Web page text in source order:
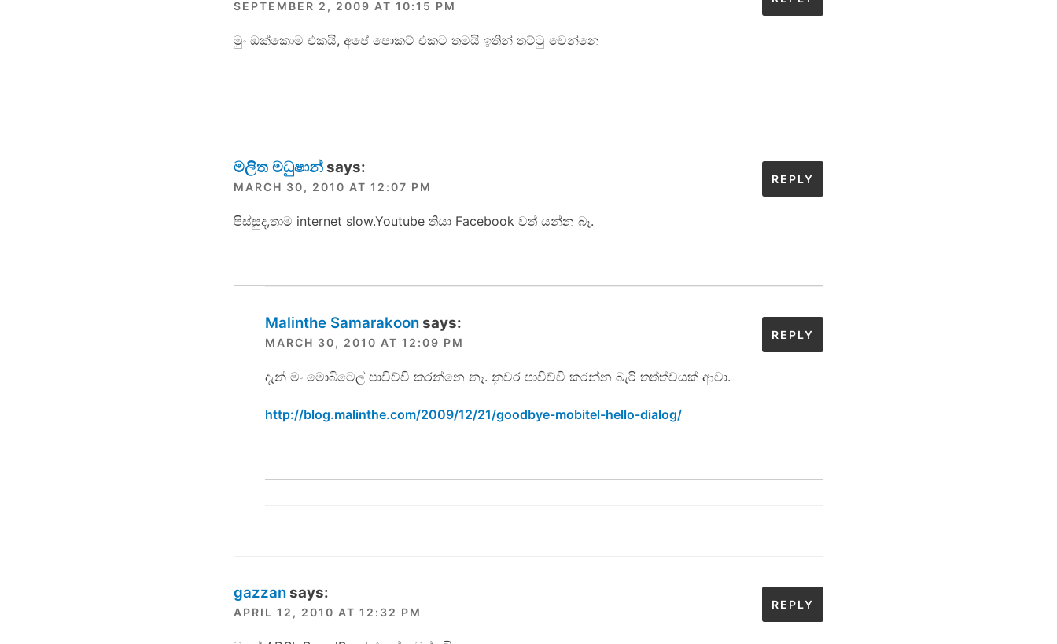
SEPTEMBER 2, 2009 AT 10:15 PM
මුං ‍‍‍‍‍‍‍‍ඔක්කොම එකයි, අපේ පොකට් එකට තමයි ඉතින් තට්ටු වෙන්නෙ
මලිත මධුෂාන්says:
MARCH 30, 2010 AT 12:07 PM
පිස්සුද,තාම internet slow.Youtube තියා Facebook වත් යන්න බෑ.
REPLY
Malinthe Samarakoonsays:
MARCH 30, 2010 AT 12:09 PM
දැන් මං මොබිටෙල් පාවිච්චි කරන්නෙ නෑ. නුවර පාවිච්චි කරන්න බැරි තත්ත්වයක් ආවා.
http://blog.malinthe.com/2009/12/21/goodbye-mobitel-hello-dialog/
REPLY
gazzansays:
APRIL 12, 2010 AT 12:32 PM
REPLY